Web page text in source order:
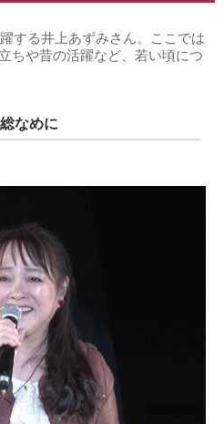
する井上あずみさん。ここでは
ちや昔の活躍など、若い頃につ
なめに